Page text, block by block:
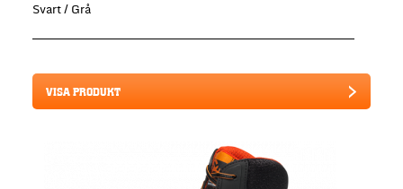
Svart / Grå
VISA PRODUKT